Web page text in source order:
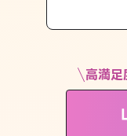
LINE占いを
※LINEアプリ内のサービスペー
高満足